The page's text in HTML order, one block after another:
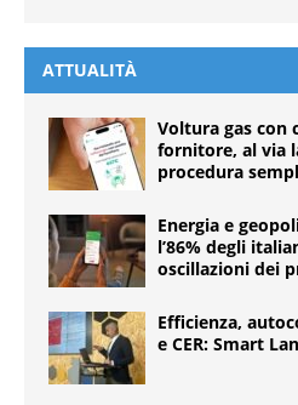
ATTUALITÀ
Voltura gas con
fornitore, al via
procedura
Energia e
l’86% degli
oscillazioni dei
Efficienza,
e CER: Smart